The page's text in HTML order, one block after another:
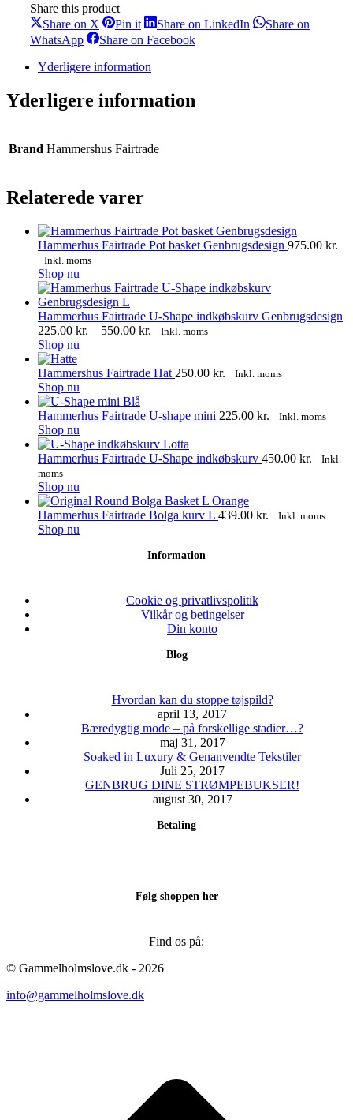
Share this product
Share on X Share
on
X
Pin itShare
on
Pinterest
Share on LinkedIn ShareShare on
WhatsAppShare
WhatsApp
Share on FacebookShare
Yderligere information
Yderligere information
Brand Hammershus Fairtrade
Relaterede varer
Hammerhus Fairtrade Pot basket Genbrugsdesign 975.00 kr.
Inkl. moms
Shop nu
Hammerhus Fairtrade U-Shape indkøbskurv Genbrugsdesign
225.00 kr. – 550.00 kr. Prisinterval:
550.00 kr.
Inkl. moms
Shop nu
har
varianter.
Mulighederne
vælges
på
Hammershus Fairtrade Hat 250.00 kr. Inkl. moms
Shop nu
vare
har
varianter.
Mulighederne
på
varesiden
Hammerhus Fairtrade U-shape mini 225.00 kr. Inkl. moms
Shop nu
vare
har
Mulighederne
kan
Hammerhus Fairtrade U-Shape indkøbskurv 450.00 kr.
Inkl.
moms
Shop nu
vare
har
Mulighederne
Hammerhus Fairtrade Bolga kurv L 439.00 kr. Inkl. moms
Shop nu
Mulighederne
Information
Cookie og privatlivspolitik
Vilkår og betingelser
Din konto
Blog
Hvordan kan du stoppe tøjspild?
april 13, 2017
Bæredygtig mode – på forskellige stadier…?
maj 31, 2017
Soaked in Luxury & Genanvendte Tekstiler
Juli 25, 2017
GENBRUG DINE STRØMPEBUKSER!
august 30, 2017
Betaling
Følg shoppen her
Find os på:
© Gammelholmslove.dk - 2026
info@gammelholmslove.dk